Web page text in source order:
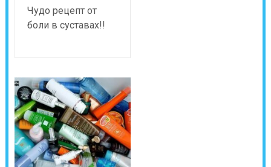
Чудо рецепт от
боли в суставах!!